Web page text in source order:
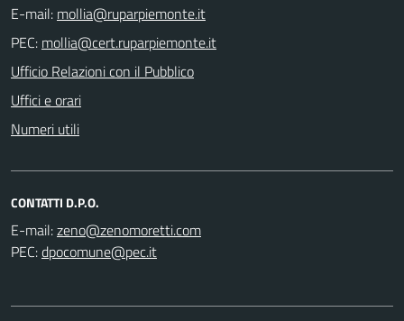
E-mail:
PEC:
Ufficio Relazioni con il Pubblico
Uffici e orari
Numeri utili
CONTATTI D.P.O.
E-mail:
PEC: